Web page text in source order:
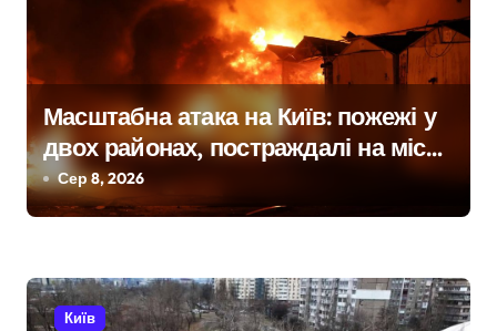
я
з
а
п
и
с
і
Масштабна атака на Київ: пожежі у
двох районах, постраждалі на місці
події
Сер 8, 2026
Київ